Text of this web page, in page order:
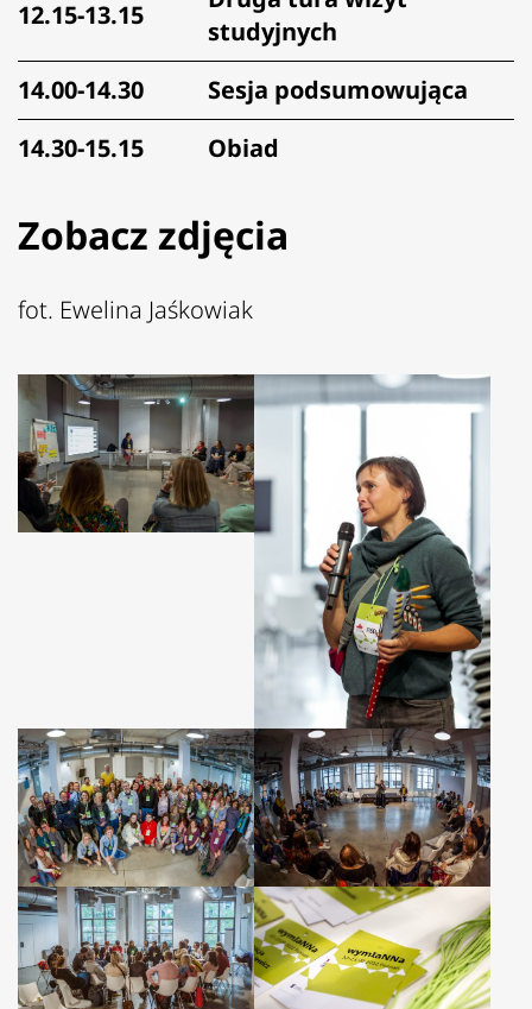
12.15-13.15
studyjnych
14.00-14.30
Sesja podsumowująca
14.30-15.15
Obiad
Zobacz zdjęcia
fot. Ewelina Jaśkowiak